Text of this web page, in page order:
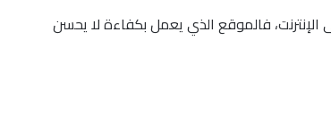
الإنترنت، فالموقع الذي يعمل بكفاءة لا يحسن